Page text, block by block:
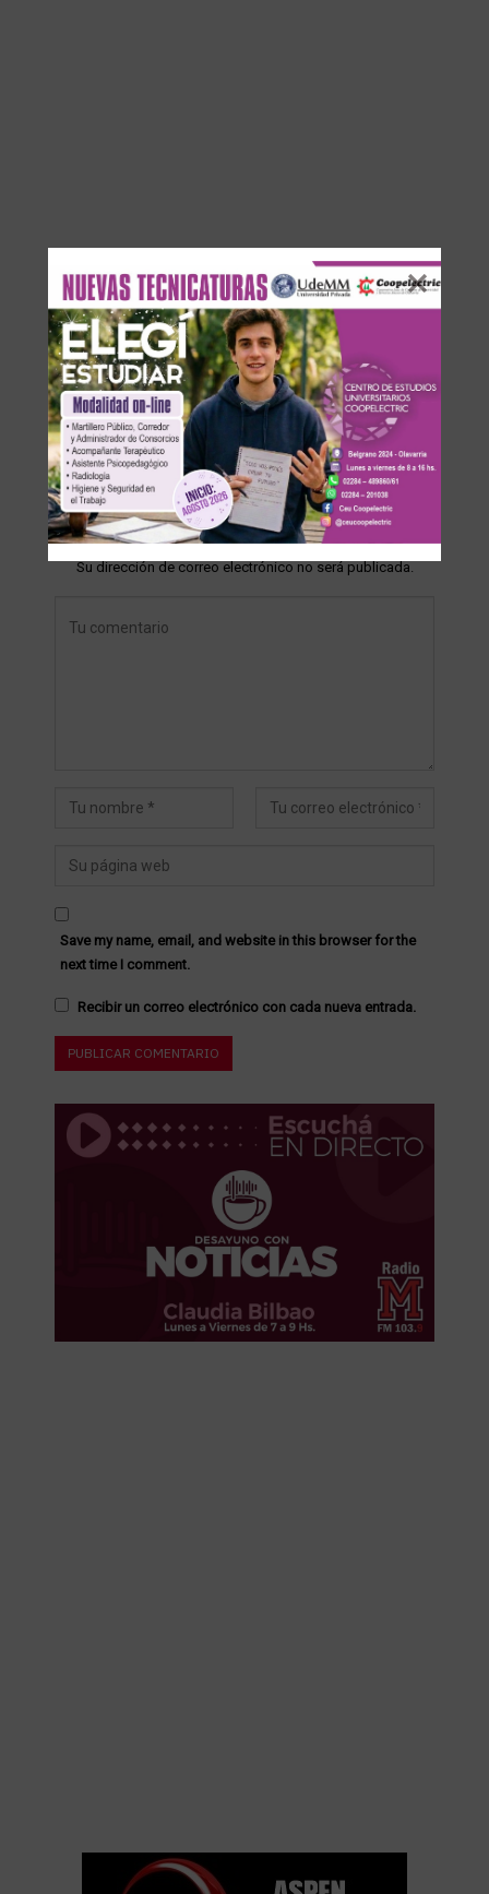
DEJA UNA RESPUESTA
Su dirección de correo electrónico no será publicada.
Save my name, email, and website in this browser for the
next time I comment.
Recibir un correo electrónico con cada nueva entrada.